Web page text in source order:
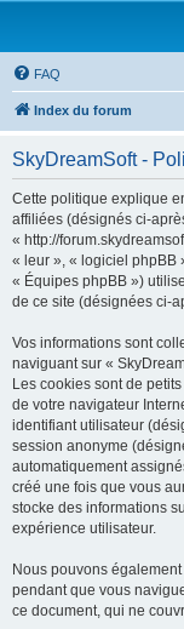
FAQ
Index du forum
SkyDreamSoft -
Cette politique explique
affiliées (désignés ci-
« http://
« leur », « logiciel phpBB
« Équipes phpBB »)
de ce site (désignées ci-
Vos informations sont
naviguant sur «
Les cookies sont de
de votre navigateur
identifiant utilisateur
session anonyme
automatiquement
créé une fois que vous
stocke des informations
expérience utilisateur.
Nous pouvons
pendant que vous
ce document, qui ne